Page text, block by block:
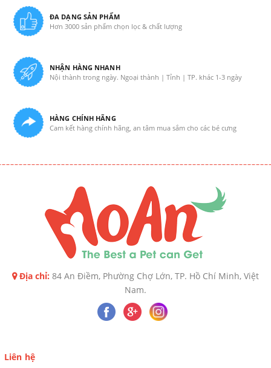
ĐA DẠNG SẢN PHẨM
Hơn 3000 sản phẩm chọn lọc & chất lượng
NHẬN HÀNG NHANH
Nội thành trong ngày. Ngoại thành | Tỉnh | TP. khác 1-3 ngày
HÀNG CHÍNH HÃNG
Cam kết hàng chính hãng, an tâm mua sắm cho các bé cưng
Địa chỉ: 84 An Điềm, Phường Chợ Lớn, TP. Hồ Chí Minh, Việt
Nam.
Liên hệ